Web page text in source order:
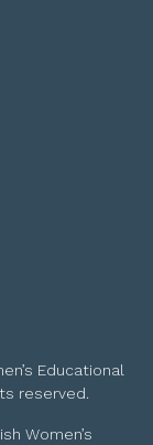
Educational
reserved.
Women’s